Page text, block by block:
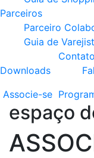
Parceiros
Parceiro
Guia de
Downloads
Contato
Associe-se
espaço